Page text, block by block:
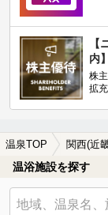
内】
株
拡
温泉TOP 関西(近
温浴施設を探す